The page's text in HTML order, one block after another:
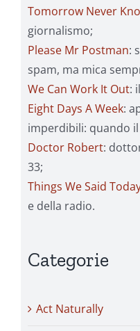
Tomorrow Never
giornalismo;
Please Mr Postman:
spam, ma mica
We Can Work It Out:
Eight Days A Week:
imperdibili: quando
Doctor Robert:
33;
Things We Said
e della radio.
Categorie
Act Naturally